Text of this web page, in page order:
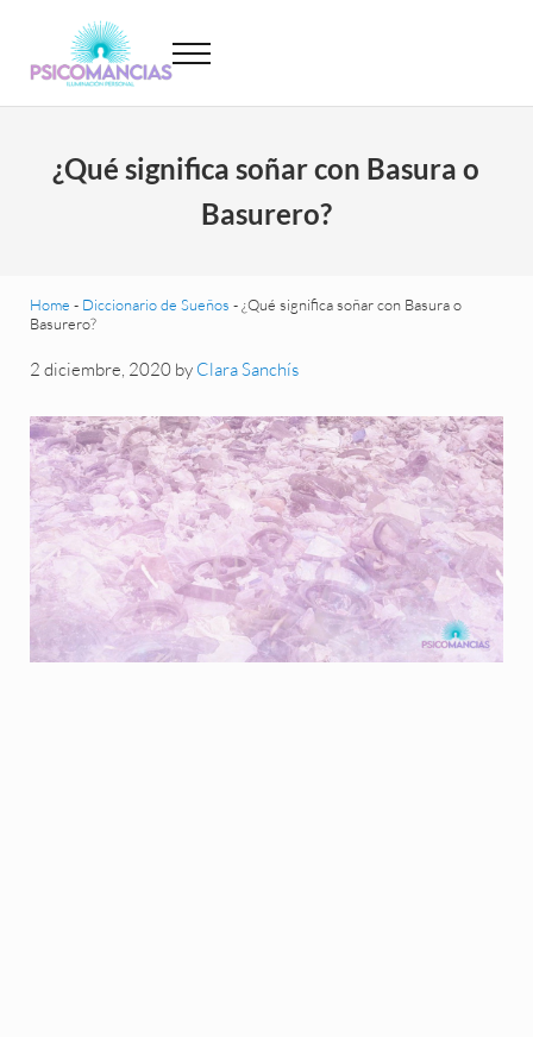
Psicomancias
Menu
¿Qué significa soñar con Basura o
Basurero?
Home - Diccionario de Sueños -¿Qué significa soñar con Basura o
Basurero?
2 diciembre, 2020 by Clara Sanchís